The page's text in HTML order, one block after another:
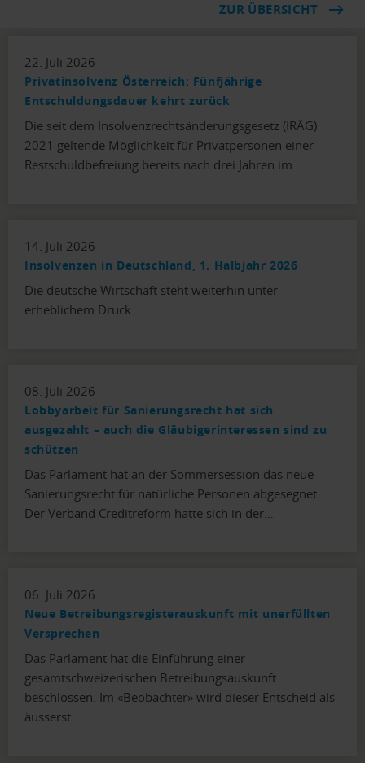
ZUR ÜBERSICHT
22. Juli 2026
Privatinsolvenz Österreich: Fünfjährige
Entschuldungsdauer kehrt zurück
Die seit dem Insolvenzrechtsänderungsgesetz (IRÄG)
2021 geltende Möglichkeit für Privatpersonen einer
Restschuldbefreiung bereits nach drei Jahren im…
14. Juli 2026
Insolvenzen in Deutschland, 1. Halbjahr 2026
Die deutsche Wirtschaft steht weiterhin unter
erheblichem Druck.
08. Juli 2026
Lobbyarbeit für Sanierungsrecht hat sich
ausgezahlt – auch die Gläubigerinteressen sind zu
schützen
Das Parlament hat an der Sommersession das neue
Sanierungsrecht für natürliche Personen abgesegnet.
Der Verband Creditreform hatte sich in der…
06. Juli 2026
Neue Betreibungsregisterauskunft mit unerfüllten
Versprechen
Das Parlament hat die Einführung einer
gesamtschweizerischen Betreibungsauskunft
beschlossen. Im «Beobachter» wird dieser Entscheid als
äusserst…